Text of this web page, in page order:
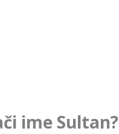
ime Sultan?